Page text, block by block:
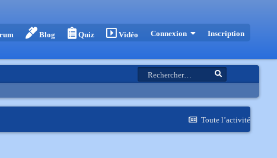
Blog Quiz Vidéo Connexion Inscription
Toute l’activité